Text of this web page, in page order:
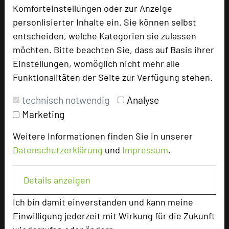
Komforteinstellungen oder zur Anzeige
personlisierter Inhalte ein. Sie können selbst
entscheiden, welche Kategorien sie zulassen
möchten. Bitte beachten Sie, dass auf Basis ihrer
Einstellungen, womöglich nicht mehr alle
Funktionalitäten der Seite zur Verfügung stehen.
technisch notwendig
Analyse
Marketing
Weitere Informationen finden Sie in unserer
Datenschutzerklärung und Impressum.
Details anzeigen
Ich bin damit einverstanden und kann meine
Einwilligung jederzeit mit Wirkung für die Zukunft
Hoteldaten
Max. Tagungskapazität (Personen)
U-Form
Parlamentarisch
Reihenbestuhlung
Tagungsräume
Ausstellungsfläche 350 qm
Doppelzimmer
Einzelzimmer
18
Juniorsuiten